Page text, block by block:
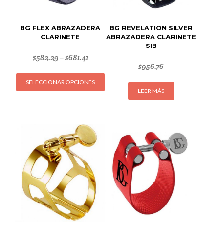
BG FLEX ABRAZADERA
CLARINETE
$582.29 –$681.41
SELECCIONAR OPCIONES
Este
producto
opciones
pueden
elegir
BG REVELATION SILVER
ABRAZADERA CLARINETE
SIB
$956.76
LEER MÁS